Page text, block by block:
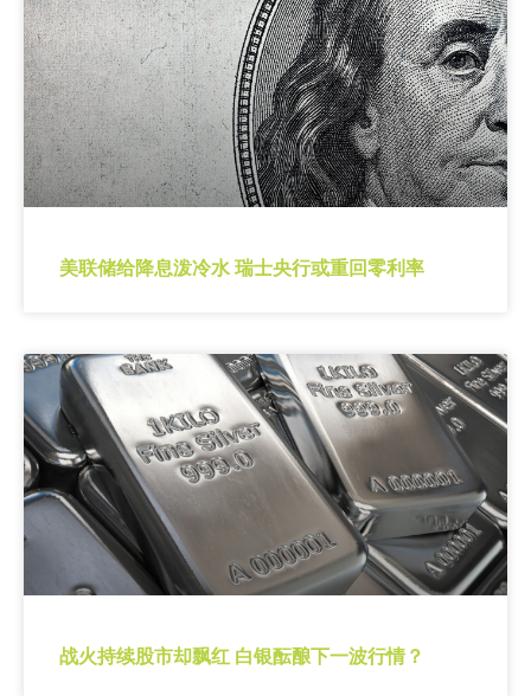
美联储给降息泼冷水 瑞士央行或重回零利率
战火持续股市却飘红 白银酝酿下一波行情？